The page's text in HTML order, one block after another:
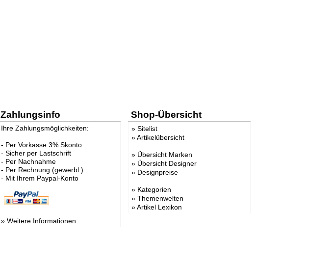
Zahlungsinfo
Ihre Zahlungsmöglichkeiten:
- Per Vorkasse 3% Skonto
- Sicher per Lastschrift
- Per Nachnahme
- Per Rechnung (gewerbl.)
- Mit Ihrem Paypal-Konto
»Weitere Informationen
Shop-Übersicht
» Sitelist
»Artikelübersicht
» Übersicht Marken
» Übersicht Designer
» Designpreise
» Kategorien
» Themenwelten
»Artikel Lexikon